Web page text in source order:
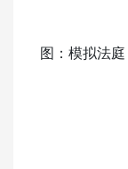
图：模拟法庭